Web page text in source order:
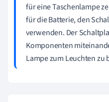
für eine Taschenlampe
für die Batterie, den
verwenden. Der
Komponenten
Lampe zum Leuchten zu